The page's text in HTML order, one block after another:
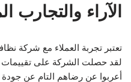
الآراء والتجارب
تعتبر تجربة العملاء مع شركة
لقد حصلت الشركة على تقييمات
أعربوا عن رضاهم التام عن جودة